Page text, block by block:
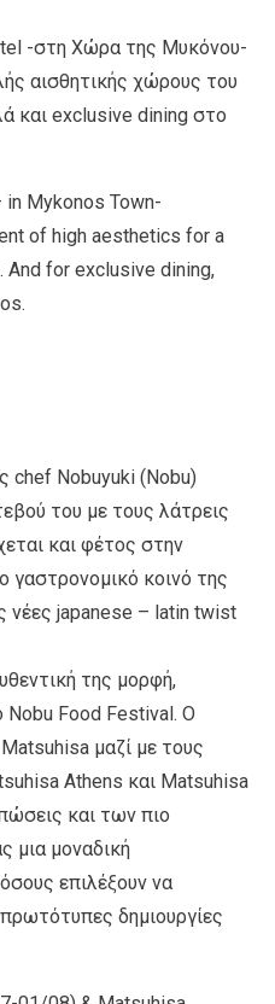
-στη Χώρα της Μυκόνου-
αισθητικής χώρους του
και exclusive dining στο
Mykonos Town-
of high aesthetics for a
And for exclusive dining,
chef Nobuyuki (Nobu)
του με τους λάτρεις
και φέτος στην
γαστρονομικό κοινό της
νέες japanese – latin twist
της μορφή,
Nobu Food Festival. Ο
μαζί με τους
Athens και Matsuhisa
και των πιο
μια μοναδική
επιλέξουν να
δημιουργίες